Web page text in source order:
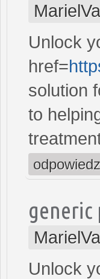
Unlock
href=
solution
to
odpowiedz
generic
Unlock